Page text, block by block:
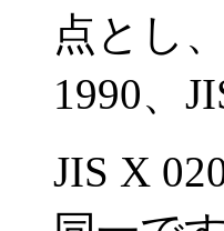
点とし
1990、
JIS X